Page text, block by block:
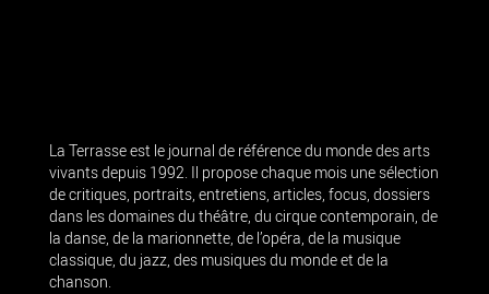
La Terrasse est le journal de référence du monde des arts
vivants depuis 1992. Il propose chaque mois une sélection
de critiques, portraits, entretiens, articles, focus, dossiers
dans les domaines du théâtre, du cirque contemporain, de
la danse, de la marionnette, de l’opéra, de la musique
classique, du jazz, des musiques du monde et de la
chanson.